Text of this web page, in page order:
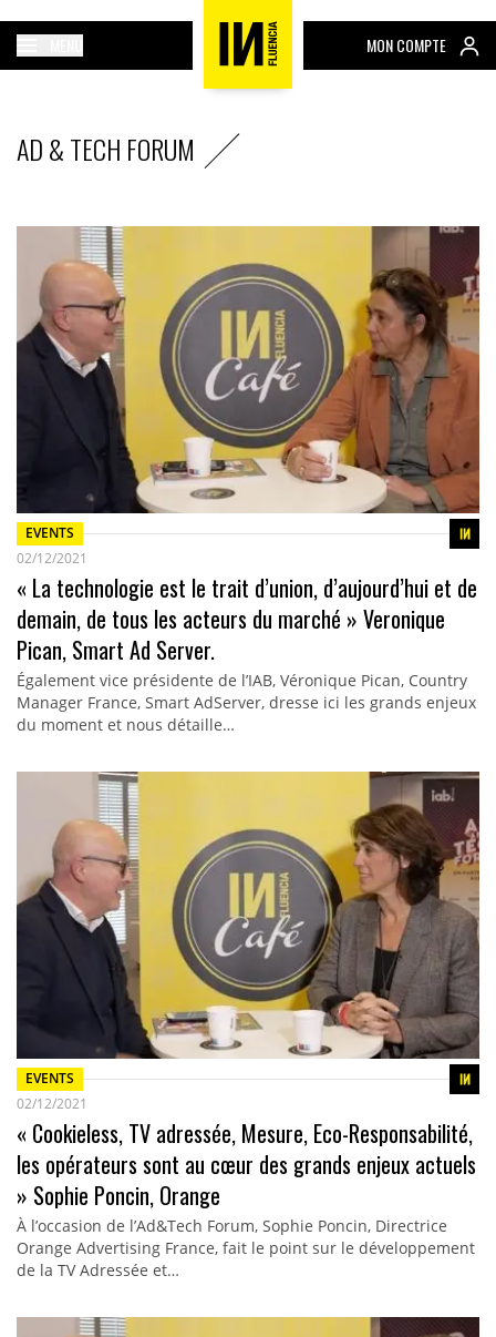
MON COMPTE
AD & TECH FORUM
EVENTS
02/12/2021
« La technologie est le trait d’union, d’aujourd’hui et de
demain, de tous les acteurs du marché » Veronique
Pican, Smart Ad Server.
Également vice présidente de l’IAB, Véronique Pican, Country
Manager France, Smart AdServer, dresse ici les grands enjeux
du moment et nous détaille…
EVENTS
02/12/2021
« Cookieless, TV adressée, Mesure, Eco-Responsabilité,
les opérateurs sont au cœur des grands enjeux actuels
» Sophie Poncin, Orange
À l’occasion de l’Ad&Tech Forum, Sophie Poncin, Directrice
Orange Advertising France, fait le point sur le développement
de la TV Adressée et…